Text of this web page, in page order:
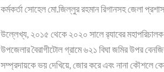
কর্মকর্তা সোহেল মো.জিল্লুর রহমান রিগানসহ জেলা
উল্লেখ্য, ২০১৫ থেকে ২০২০ সালে র‌্যাবের
উপজেলার বৈরাগীটোল গ্রামে ৬২১ বিঘা জমির উপর
সম্প্রদায়কে ভয় দেখিয়ে, জোর করে এবং নানা কৌশলে